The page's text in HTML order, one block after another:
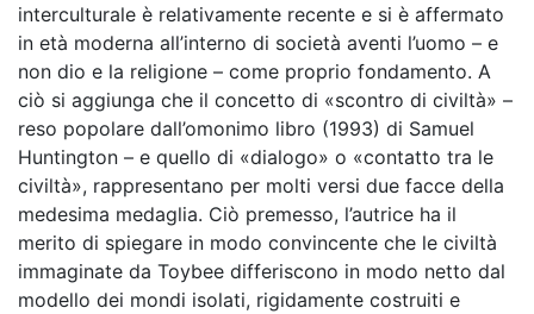
interculturale è relativamente recente e si è affermato
in età moderna all’interno di società aventi l’uomo – e
non dio e la religione – come proprio fondamento. A
ciò si aggiunga che il concetto di «scontro di civiltà» –
reso popolare dall’omonimo libro (1993) di Samuel
Huntington – e quello di «dialogo» o «contatto tra le
civiltà», rappresentano per molti versi due facce della
medesima medaglia. Ciò premesso, l’autrice ha il
merito di spiegare in modo convincente che le civiltà
immaginate da Toybee differiscono in modo netto dal
modello dei mondi isolati, rigidamente costruiti e